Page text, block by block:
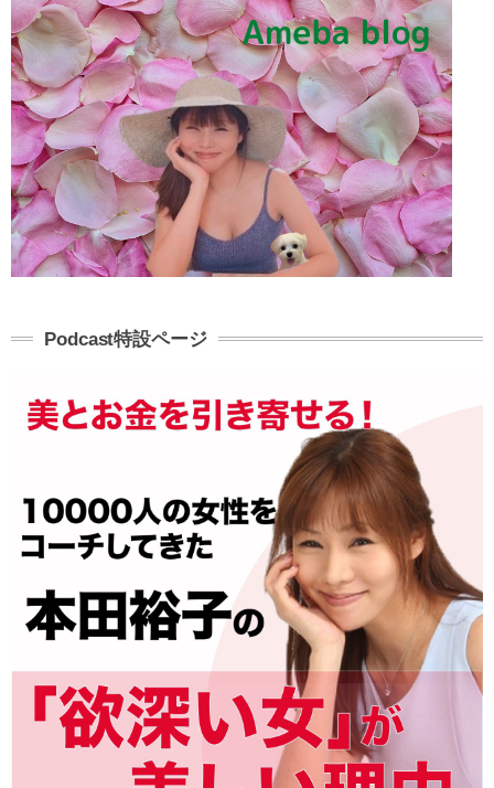
Podcast特設ページ